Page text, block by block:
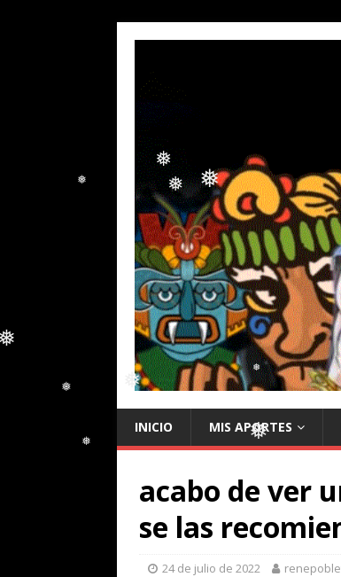
❅
❅
❅
❅
INICIO MIS APORTES
acabo de ver
se las
24 de julio de 2022